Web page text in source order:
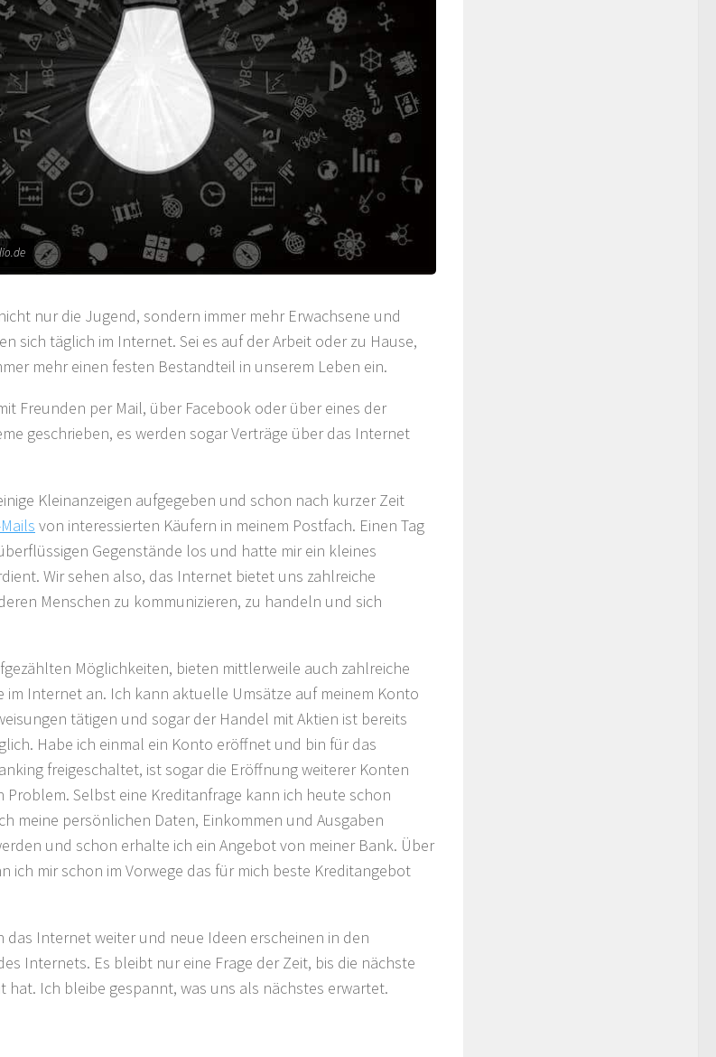
nur die Jugend, sondern immer mehr Erwachsene und
sich täglich im Internet. Sei es auf der Arbeit oder zu Hause,
mehr einen festen Bestandteil in unserem Leben ein.
Freunden per Mail, über Facebook oder über eines der
geschrieben, es werden sogar Verträge über das Internet
Kleinanzeigen aufgegeben und schon nach kurzer Zeit
von interessierten Käufern in meinem Postfach. Einen Tag
Gegenstände los und hatte mir ein kleines
Wir sehen also, das Internet bietet uns zahlreiche
Menschen zu kommunizieren, zu handeln und sich
Möglichkeiten, bieten mittlerweile auch zahlreiche
im Internet an. Ich kann aktuelle Umsätze auf meinem Konto
tätigen und sogar der Handel mit Aktien ist bereits
Habe ich einmal ein Konto eröffnet und bin für das
freigeschaltet, ist sogar die Eröffnung weiterer Konten
Selbst eine Kreditanfrage kann ich heute schon
meine persönlichen Daten, Einkommen und Ausgaben
und schon erhalte ich ein Angebot von meiner Bank. Über
ich mir schon im Vorwege das für mich beste Kreditangebot
das Internet weiter und neue Ideen erscheinen in den
Internets. Es bleibt nur eine Frage der Zeit, bis die nächste
hat. Ich bleibe gespannt, was uns als nächstes erwartet.